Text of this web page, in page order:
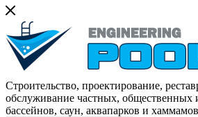
Строительство, проектирование,
обслуживание частных, общественных
бассейнов, саун, аквапарков и хаммамов